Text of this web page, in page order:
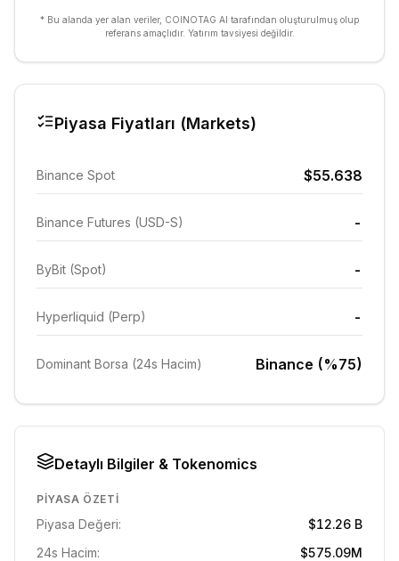
* Bu alanda yer alan veriler, COINOTAG AI tarafından oluşturulmuş olup
referans amaçlıdır. Yatırım tavsiyesi değildir.
Piyasa Fiyatları (Markets)
Binance Spot $55.638
Binance Futures (USD-S) -
ByBit (Spot) -
Hyperliquid (Perp) -
Dominant Borsa (24s Hacim) Binance (%75)
Detaylı Bilgiler & Tokenomics
PIYASA ÖZETI
Piyasa Değeri:
$12.26 B
24s Hacim:
$575.09M